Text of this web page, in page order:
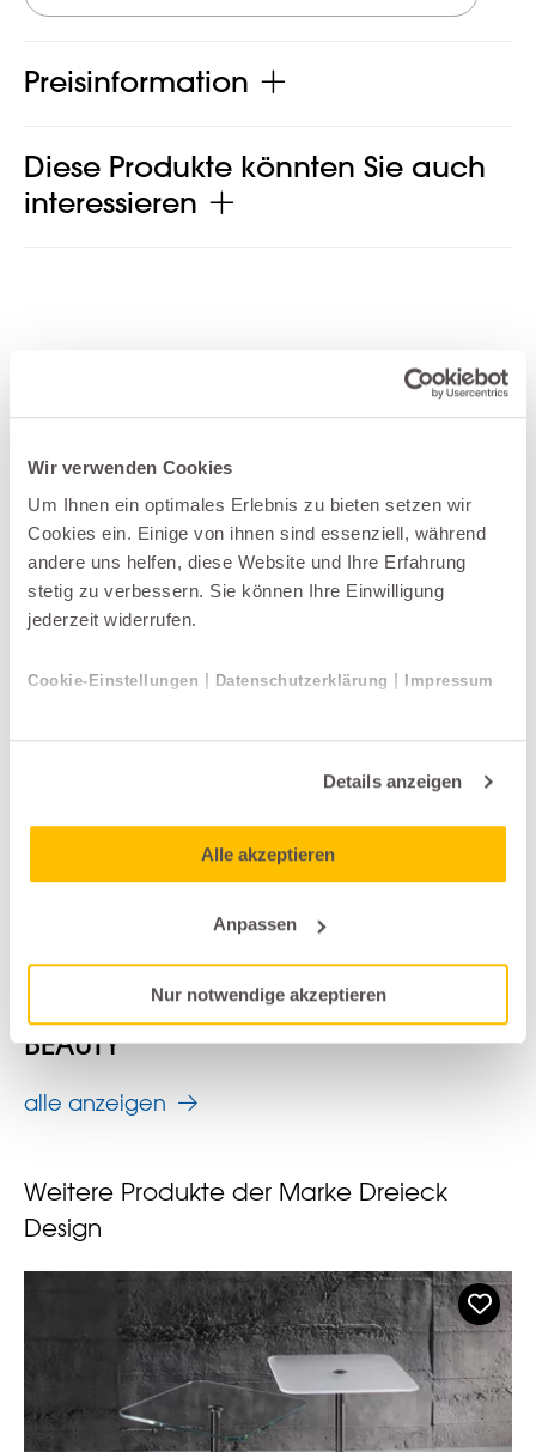
Wir verwenden Cookies
Um Ihnen ein optimales Erlebnis zu bieten setzen wir
Cookies ein. Einige von ihnen sind essenziell, während
andere uns helfen, diese Website und Ihre Erfahrung
stetig zu verbessern. Sie können Ihre Einwilligung
jederzeit widerrufen.
Cookie-Einstellungen | Datenschutzerklärung | Impressum
Details anzeigen
Alle akzeptieren
Anpassen
Nur notwendige akzeptieren
Preisinformation
Diese Produkte könnten Sie auch
interessieren
Weitere Produkte der Kategorie Spiegel
und Konsolen
alle anzeigen
Spiegel und Konsolen
BEAUTY
Weitere Produkte der Marke Dreieck
Design